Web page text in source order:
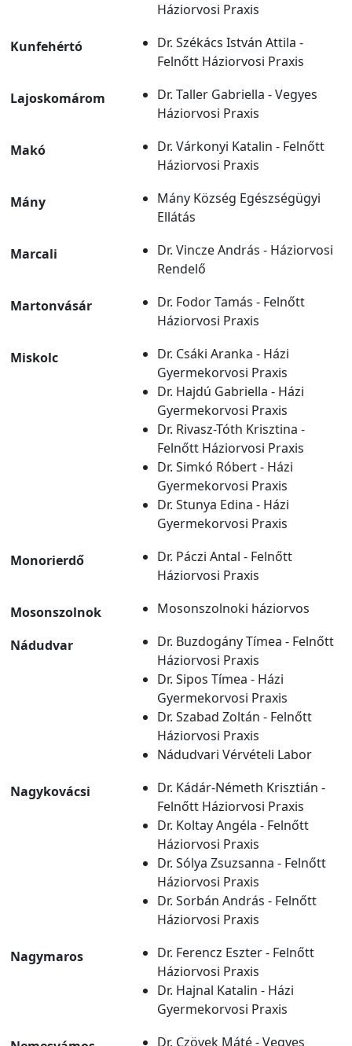
Háziorvosi Praxis
Kunfehértó
Dr. Székács István Attila -
Felnőtt Háziorvosi Praxis
Lajoskomárom
Dr. Taller Gabriella - Vegyes
Háziorvosi Praxis
Makó
Dr. Várkonyi Katalin - Felnőtt
Háziorvosi Praxis
Mány
Mány Község Egészségügyi
Ellátás
Marcali
Dr. Vincze András - Háziorvosi
Rendelő
Martonvásár
Dr. Fodor Tamás - Felnőtt
Háziorvosi Praxis
Miskolc
Dr. Csáki Aranka - Házi
Gyermekorvosi Praxis
Dr. Hajdú Gabriella - Házi
Gyermekorvosi Praxis
Dr. Rivasz-Tóth Krisztina -
Felnőtt Háziorvosi Praxis
Dr. Simkó Róbert - Házi
Gyermekorvosi Praxis
Dr. Stunya Edina - Házi
Gyermekorvosi Praxis
Monorierdő
Dr. Páczi Antal - Felnőtt
Háziorvosi Praxis
Mosonszolnok Mosonszolnoki háziorvos
Nádudvar
Dr. Buzdogány Tímea - Felnőtt
Háziorvosi Praxis
Dr. Sipos Tímea - Házi
Gyermekorvosi Praxis
Dr. Szabad Zoltán - Felnőtt
Háziorvosi Praxis
Nádudvari Vérvételi Labor
Nagykovácsi
Dr. Kádár-Németh Krisztián -
Felnőtt Háziorvosi Praxis
Dr. Koltay Angéla - Felnőtt
Háziorvosi Praxis
Dr. Sólya Zsuzsanna - Felnőtt
Háziorvosi Praxis
Dr. Sorbán András - Felnőtt
Háziorvosi Praxis
Nagymaros
Dr. Ferencz Eszter - Felnőtt
Háziorvosi Praxis
Dr. Hajnal Katalin - Házi
Gyermekorvosi Praxis
Dr. Czövek Máté - Vegyes